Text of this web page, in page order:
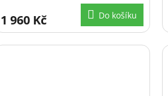
1 960 Kč Do košíku